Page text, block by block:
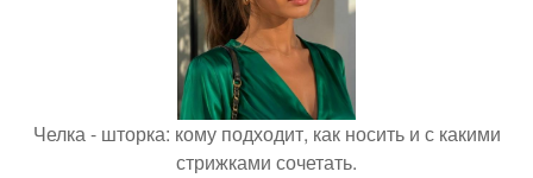
Челка - шторка: кому подходит, как носить и с какими
стрижками сочетать.